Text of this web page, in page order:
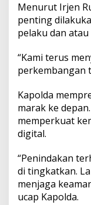
Menurut Irjen
penting
pelaku dan
“Kami terus
perkembangan
Kapolda
marak ke
memperkuat
digital.
“Penindakan
di tingkatkan.
menjaga
ucap Kapolda.